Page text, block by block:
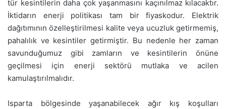
tür kesintilerin daha çok yaşanmasını kaçınılmaz kılacaktır.
İktidarın enerji politikası tam bir fiyaskodur. Elektrik
dağıtımının özelleştirilmesi kalite veya ucuzluk getirmemiş,
pahalılık ve kesintiler getirmiştir. Bu nedenle her zaman
savunduğumuz gibi zamların ve kesintilerin önüne
geçilmesi için enerji sektörü mutlaka ve acilen
kamulaştırılmalıdır.
Isparta bölgesinde yaşanabilecek ağır kış koşulları